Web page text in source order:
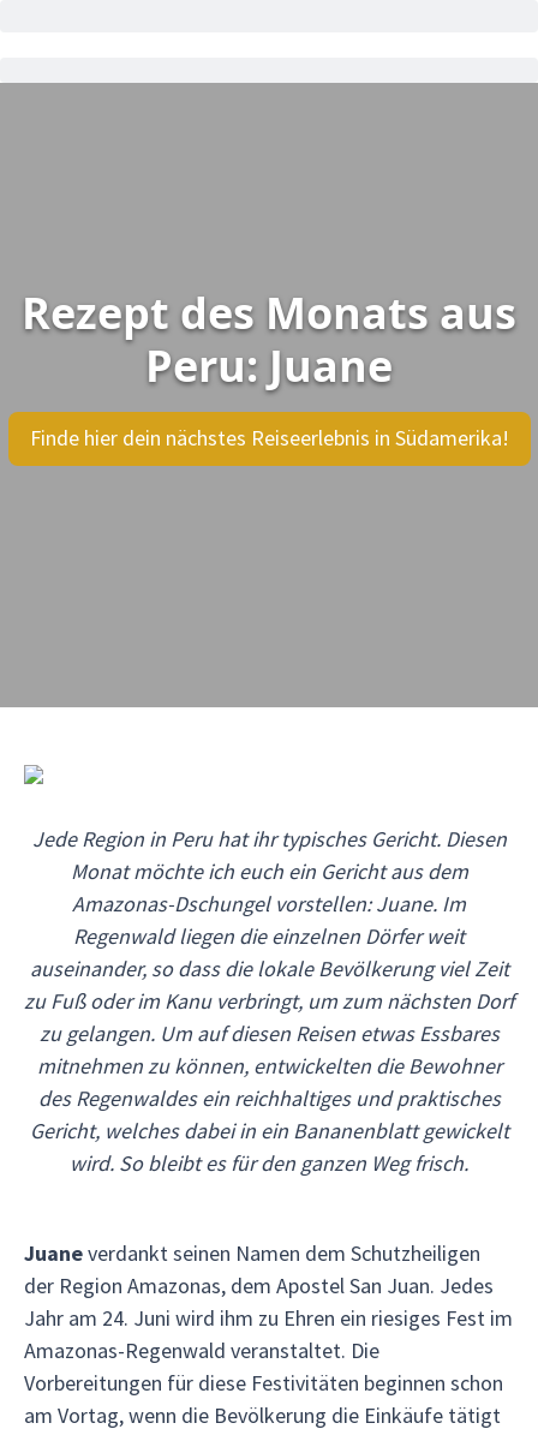
Rezept des Monats aus
Peru: Juane
Finde hier dein nächstes Reiseerlebnis in Südamerika!
Jede Region in Peru hat ihr typisches Gericht. Diesen
Monat möchte ich euch ein Gericht aus dem
Amazonas-Dschungel vorstellen: Juane. Im
Regenwald liegen die einzelnen Dörfer weit
auseinander, so dass die lokale Bevölkerung viel Zeit
zu Fuß oder im Kanu verbringt, um zum nächsten Dorf
zu gelangen. Um auf diesen Reisen etwas Essbares
mitnehmen zu können, entwickelten die Bewohner
des Regenwaldes ein reichhaltiges und praktisches
Gericht, welches dabei in ein Bananenblatt gewickelt
wird. So bleibt es für den ganzen Weg frisch.
Juaneverdankt seinen Namen dem Schutzheiligen
der Region Amazonas, dem Apostel San Juan. Jedes
Jahr am 24. Juni wird ihm zu Ehren ein riesiges Fest im
Amazonas-Regenwald veranstaltet. Die
Vorbereitungen für diese Festivitäten beginnen schon
am Vortag, wenn die Bevölkerung die Einkäufe tätigt